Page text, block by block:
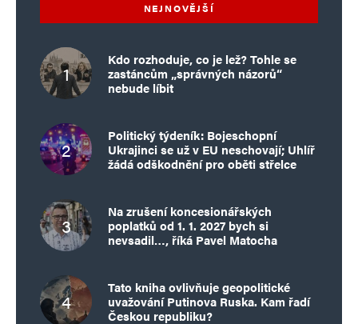
NEJNOVĚJŠÍ
Kdo rozhoduje, co je lež? Tohle se
zastáncům „správných názorů“
nebude líbit
Politický týdeník: Bojeschopní
Ukrajinci se už v EU neschovají; Uhlíř
žádá odškodnění pro oběti střelce
Na zrušení koncesionářských
poplatků od 1. 1. 2027 bych si
nevsadil…, říká Pavel Matocha
Tato kniha ovlivňuje geopolitické
uvažování Putinova Ruska. Kam řadí
Českou republiku?